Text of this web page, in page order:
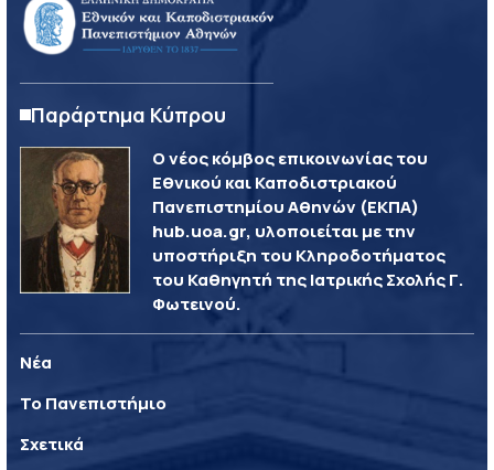
Παράρτημα Κύπρου
Ο νέος κόμβος επικοινωνίας του
Εθνικού και Καποδιστριακού
Πανεπιστημίου Αθηνών (ΕΚΠΑ)
hub.uoa.gr, υλοποιείται με την
υποστήριξη του Κληροδοτήματος
του Καθηγητή της Ιατρικής Σχολής Γ.
Φωτεινού.
Νέα
Το Πανεπιστήμιο
Σχετικά